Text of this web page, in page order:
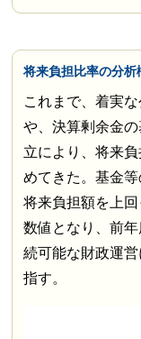
将来負担比率の分析
これまで、着実
や、決算剰余金
立により、将来
めてきた。基金
将来負担額を上
数値となり、前
続可能な財政運
指す。